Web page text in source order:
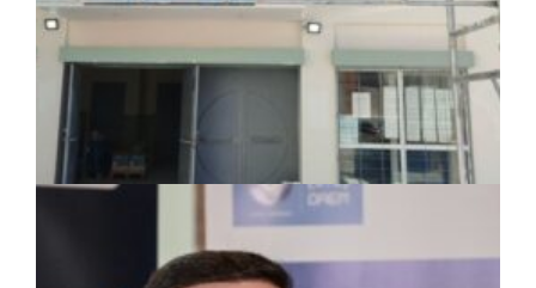
07/08/2026 · 17:45
Δήμος Πετρούπολης: Εργασίες
συντήρησης σε σχολεία και αθλητικές